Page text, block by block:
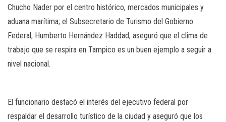
Chucho Nader por el centro histórico, mercados municipales y
aduana marítima; el Subsecretario de Turismo del Gobierno
Federal, Humberto Hernández Haddad, aseguró que el clima de
trabajo que se respira en Tampico es un buen ejemplo a seguir a
nivel nacional.
El funcionario destacó el interés del ejecutivo federal por
respaldar el desarrollo turístico de la ciudad y aseguró que los